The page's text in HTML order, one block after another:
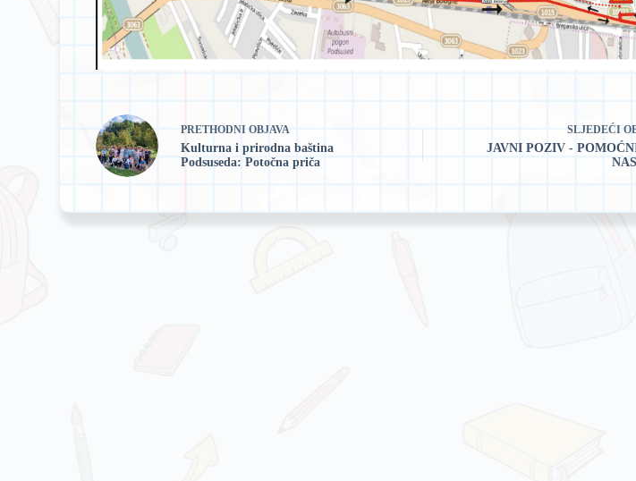
PRETHODNIOBJAVA
Kulturna i prirodna baština
Podsuseda: Potočna priča
SLJEDEĆI
JAVNI POZIV -